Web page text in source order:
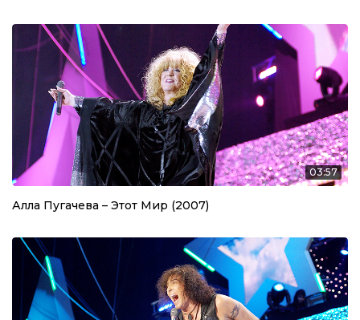
03:57
Алла Пугачева – Этот Мир (2007)